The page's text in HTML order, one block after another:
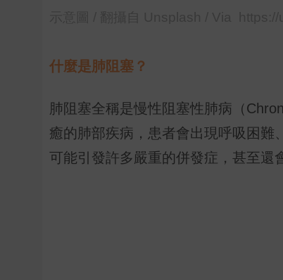
什麼是肺阻塞？
肺阻塞全稱是慢性阻塞性肺病（
癒的肺部疾病，患者會出現呼吸困難
可能引發許多嚴重的併發症，甚至還